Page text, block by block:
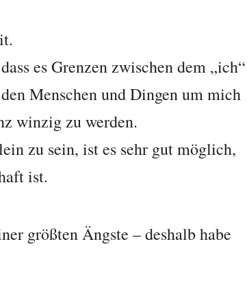
es Grenzen zwischen dem „ich“
Menschen und Dingen um mich
winzig zu werden.
zu sein, ist es sehr gut möglich,
ist.
größten Ängste – deshalb habe